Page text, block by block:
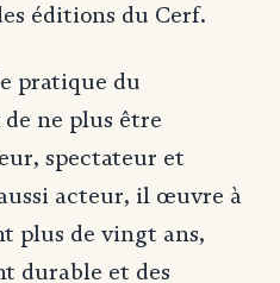
éditions du Cerf.
pratique du
ne plus être
spectateur et
acteur, il œuvre à
plus de vingt ans,
durable et des